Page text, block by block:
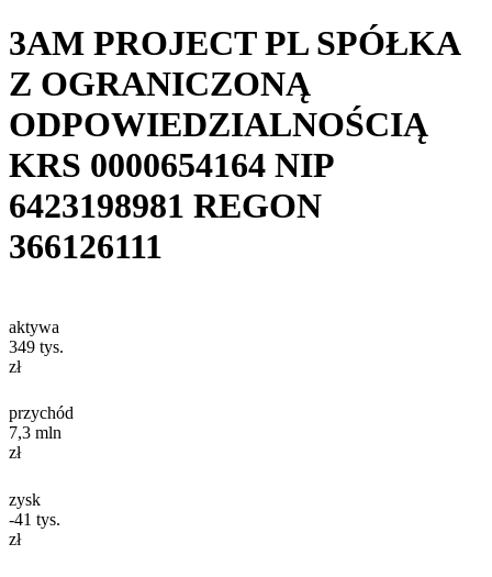
3AM PROJECT PL SPÓŁKA
Z OGRANICZONĄ
ODPOWIEDZIALNOŚCIĄ
KRS 0000654164 NIP
6423198981 REGON
366126111
aktywa
349 tys.
zł
przychód
7,3 mln
zł
zysk
-41 tys.
zł